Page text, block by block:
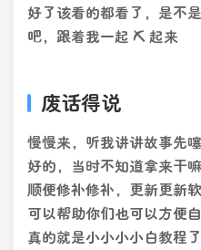
好了该看的都看了，是不
吧，跟着我一起 ⛏ 起来
废话得说
慢慢来，听我讲讲故事先
好的，当时不知道拿来干
顺便修补修补，更新更新
可以帮助你们也可以方便
真的就是小小小小白教程